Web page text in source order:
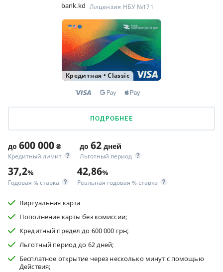
bank.kd Лицензия НБУ №171
Кредитная •Classic
ПОДРОБНЕЕ
до 600 000 ₴
Кредитный лимит
до 62 дней
Льготный период
37,2%
Годовая % ставка
42,86%
Реальная годовая % ставка
Виртуальная карта
Пополнение карты без комиссии;
Кредитный предел до 600 000 грн;
Льготный период до 62 дней;
Бесплатное открытие через несколько минут с помощью
Действия;